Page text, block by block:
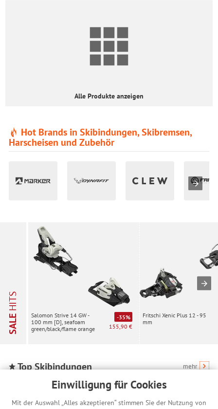
Einwilligung für Cookies
Mit der Auswahl „Alles akzeptieren“ stimmen Sie der Nutzung von
Alle Produkte anzeigen
Hot Brands in Skibindungen, Skibremsen,
Harscheisen und Zubehör
SALE
HITS
Salomon Strive 14 GW -
100 mm [D], seafoam
green/black/flame orange
-35%
155,90 €
Fritschi Xenic Plus 12 - 95
mm
Top Skibindungen mehr